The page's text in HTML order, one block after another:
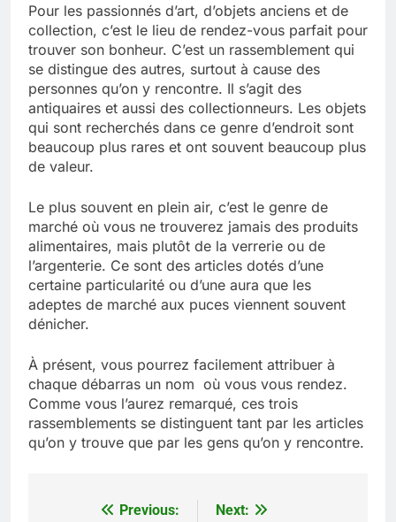
Pour les passionnés d’art, d’objets anciens et de
collection, c’est le lieu de rendez-vous parfait pour
trouver son bonheur. C’est un rassemblement qui
se distingue des autres, surtout à cause des
personnes qu’on y rencontre. Il s’agit des
antiquaires et aussi des collectionneurs. Les objets
qui sont recherchés dans ce genre d’endroit sont
beaucoup plus rares et ont souvent beaucoup plus
de valeur.
Le plus souvent en plein air, c’est le genre de
marché où vous ne trouverez jamais des produits
alimentaires, mais plutôt de la verrerie ou de
l’argenterie. Ce sont des articles dotés d’une
certaine particularité ou d’une aura que les
adeptes de marché aux puces viennent souvent
dénicher.
À présent, vous pourrez facilement attribuer à
chaque débarras un nom où vous vous rendez.
Comme vous l’aurez remarqué, ces trois
rassemblements se distinguent tant par les articles
qu’on y trouve que par les gens qu’on y rencontre.
NavigationPrevious: Next: